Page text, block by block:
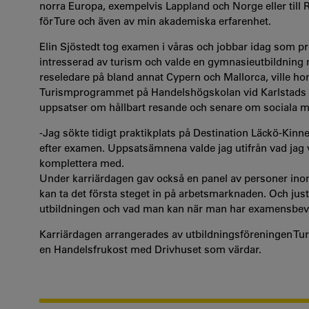
norra Europa, exempelvis Lappland och Norge eller
för Ture och även av min akademiska erfarenhet.
Elin Sjöstedt tog examen i våras och jobbar idag som
intresserad av turism och valde en
reseledare på bland annat Cypern och Mallorca, ville
Turismprogrammet på Handelshögskolan vid
uppsatser om hållbart resande och senare om sociala
-Jag sökte tidigt praktikplats på Destination Läckö-
efter examen. Uppsatsämnena valde jag utifrån vad
komplettera med.
Under karriärdagen gav också en panel av personer
kan ta det första steget in på arbetsmarknaden. Och
utbildningen och vad man kan när man har
Karriärdagen arrangerades av utbildningsföreningen
en Handelsfrukost med Drivhuset som värdar.